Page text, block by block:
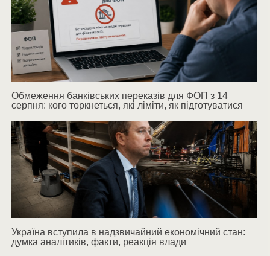
Обмеження банківських переказів для ФОП з 14
серпня: кого торкнеться, які ліміти, як підготуватися
Україна вступила в надзвичайний економічний стан:
думка аналітиків, факти, реакція влади